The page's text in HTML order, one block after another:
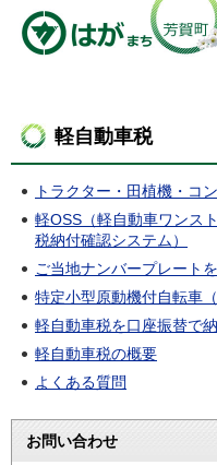
軽自動車税
トラクター・田植機・コ
軽OSS（軽自動車ワンス
税納付確認システム）
ご当地ナンバープレート
特定小型原動機付自転車
軽自動車税を口座振替で
軽自動車税の概要
よくある質問
お問い合わせ